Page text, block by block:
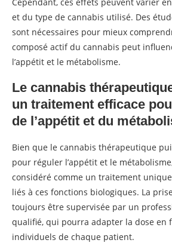
et du type de cannabis utilisé. Des
sont nécessaires pour mieux
composé actif du cannabis peut
l’appétit et le métabolisme.
Le cannabis
un traitement efficace
de l’appétit et du
Bien que le cannabis thérapeutique
pour réguler l’appétit et le
considéré comme un traitement
liés à ces fonctions biologiques. La
toujours être supervisée par un
qualifié, qui pourra adapter la dose en
individuels de chaque patient.